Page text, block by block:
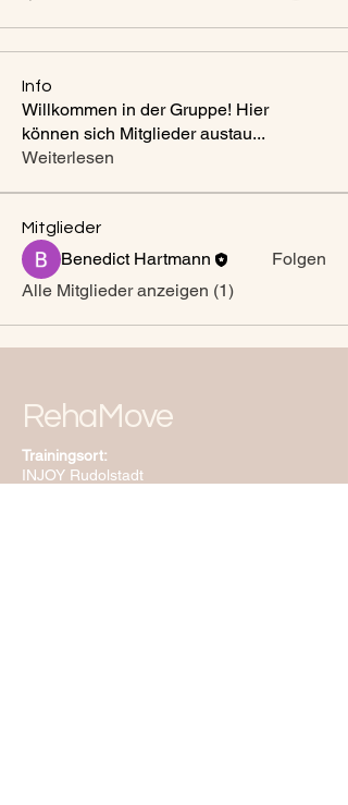
Info
Willkommen in der Gruppe! Hier
können sich Mitglieder austau...
Weiterlesen
Mitglieder
Benedict Hartmann
Folgen
Alle Mitglieder anzeigen (1)
RehaMove
Trainingsort:
INJOY Rudolstadt